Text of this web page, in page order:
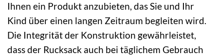
Ihnen ein Produkt anzubieten, das Sie und Ihr
Kind über einen langen Zeitraum begleiten wird.
Die Integrität der Konstruktion gewährleistet,
dass der Rucksack auch bei täglichem Gebrauch